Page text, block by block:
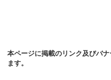
本ページに掲載のリンク及びバ
ます。